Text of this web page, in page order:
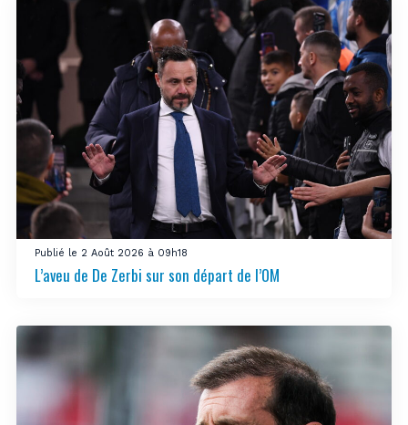
Publié le 2 Août 2026 à 09h18
L’aveu de De Zerbi sur son départ de l’OM